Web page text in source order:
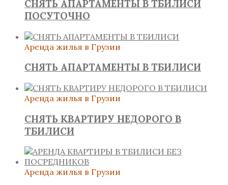
СНЯТЬ АПАРТАМЕНТЫ В ТБИЛИСИ
ПОСУТОЧНО
Аренда жилья в Грузии
СНЯТЬ АПАРТАМЕНТЫ В ТБИЛИСИ
Аренда жилья в Грузии
СНЯТЬ КВАРТИРУ НЕДОРОГО В
ТБИЛИСИ
Аренда жилья в Грузии